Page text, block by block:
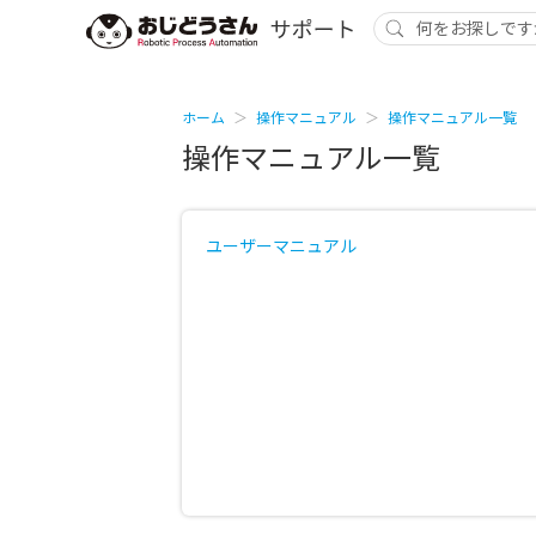
ホーム 操作マニュアル 操作マニュアル一覧
操作マニュアル一覧
ユーザーマニュアル